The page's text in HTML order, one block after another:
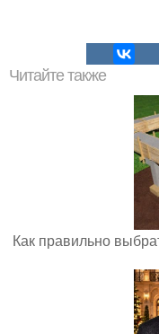
Читайте также
Как правильно